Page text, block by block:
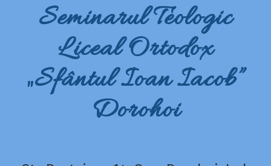
Seminarul Teologic
Liceal Ortodox
„Sfântul Ioan Iacob”
Dorohoi